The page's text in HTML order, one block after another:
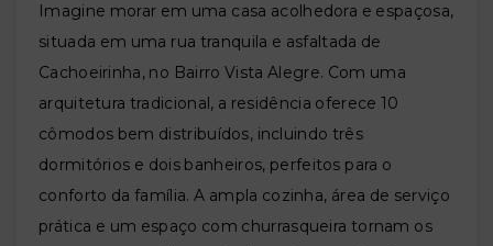
Imagine morar em uma casa acolhedora e espaçosa,
situada em uma rua tranquila e asfaltada de
Cachoeirinha, no Bairro Vista Alegre. Com uma
arquitetura tradicional, a residência oferece 10
cômodos bem distribuídos, incluindo três
dormitórios e dois banheiros, perfeitos para o
conforto da família. A ampla cozinha, área de serviço
prática e um espaço com churrasqueira tornam os